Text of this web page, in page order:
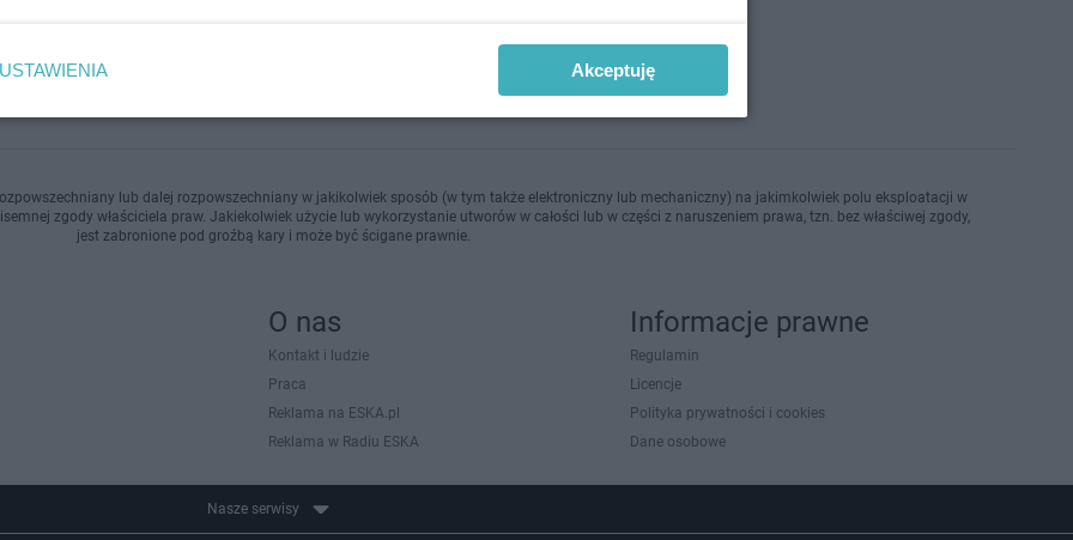
lub dalej rozpowszechniany w jakikolwiek sposób (w tym także elektroniczny lub mechaniczny) na jakimkolwiek polu eksploatacji w
zgody właściciela praw. Jakiekolwiek użycie lub wykorzystanie utworów w całości lub w części z naruszeniem prawa, tzn. bez właściwej zgody,
jest zabronione pod groźbą kary i może być ścigane prawnie.
O nas
Kontakt i ludzie
Praca
Reklama na ESKA.pl
Reklama w Radiu ESKA
Informacje prawne
Regulamin
Licencje
Polityka prywatności i cookies
Dane osobowe
Nasze serwisy
USTAWIENIA Akceptuję